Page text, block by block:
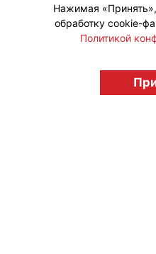
Нажимая
обработку cookie-
Политикой